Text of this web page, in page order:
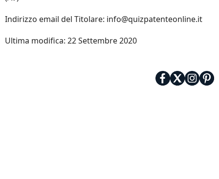
Indirizzo email del Titolare: info@quizpatenteonline.it
Ultima modifica: 22 Settembre 2020